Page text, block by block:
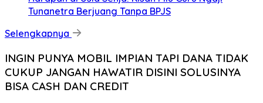
Tunanetra Berjuang Tanpa BPJS
Selengkapnya
INGIN PUNYA MOBIL IMPIAN TAPI DANA TIDAK
CUKUP JANGAN HAWATIR DISINI SOLUSINYA
BISA CASH DAN CREDIT